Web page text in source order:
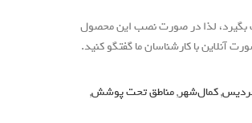
بگیرد، لذا در صورت نصب این محصول
آنلاین با کارشناسان ما گفتگو کنید.
,کمال‌شهر,مناطق تحت پوشش,